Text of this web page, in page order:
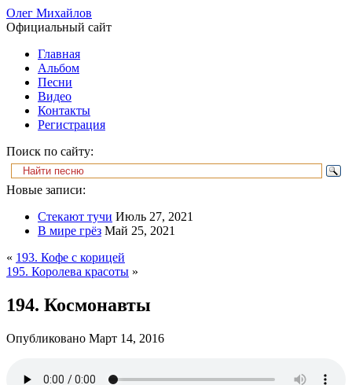
Олег Михайлов
Официальный сайт
Главная
Альбом
Песни
Видео
Контакты
Регистрация
Поиск по сайту:
Новые записи:
Стекают тучи Июль 27, 2021
В мире грёз Май 25, 2021
« 193. Кофе с корицей
195. Королева красоты »
194. Космонавты
Опубликовано Март 14, 2016